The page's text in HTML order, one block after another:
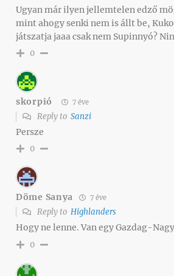
Ugyan már ilyen jellemtelen edző
mint ahogy senki nem is állt be,
játszatja jaaa csak nem Supinnyó?
0
skorpió 7 éve
Reply to Sanzi
Persze
0
Döme Sanya 7 éve
Reply to Highlanders
Hogy ne lenne. Van egy Gazdag-
0